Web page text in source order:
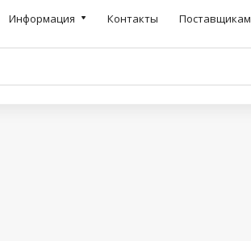
Информация Контакты Поставщикам